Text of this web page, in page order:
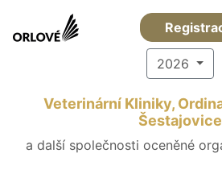
2026
Veterinární Kliniky,
Šestajovice
a další společnosti oceněné